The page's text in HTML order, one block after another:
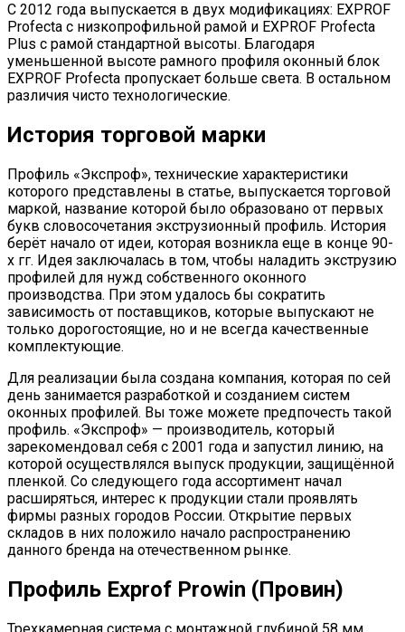
С 2012 года выпускается в двух модификациях: EXPROF
Profecta с низкопрофильной рамой и EXPROF Profecta
Plus с рамой стандартной высоты. Благодаря
уменьшенной высоте рамного профиля оконный блок
EXPROF Profecta пропускает больше света. В остальном
различия чисто технологические.
История торговой марки
Профиль «Экспроф», технические характеристики
которого представлены в статье, выпускается торговой
маркой, название которой было образовано от первых
букв словосочетания экструзионный профиль. История
берёт начало от идеи, которая возникла еще в конце 90-
х гг. Идея заключалась в том, чтобы наладить экструзию
профилей для нужд собственного оконного
производства. При этом удалось бы сократить
зависимость от поставщиков, которые выпускают не
только дорогостоящие, но и не всегда качественные
комплектующие.
Для реализации была создана компания, которая по сей
день занимается разработкой и созданием систем
оконных профилей. Вы тоже можете предпочесть такой
профиль. «Экспроф» — производитель, который
зарекомендовал себя с 2001 года и запустил линию, на
которой осуществлялся выпуск продукции, защищённой
пленкой. Со следующего года ассортимент начал
расширяться, интерес к продукции стали проявлять
фирмы разных городов России. Открытие первых
складов в них положило начало распространению
данного бренда на отечественном рынке.
Профиль Exprof Prowin (Провин)